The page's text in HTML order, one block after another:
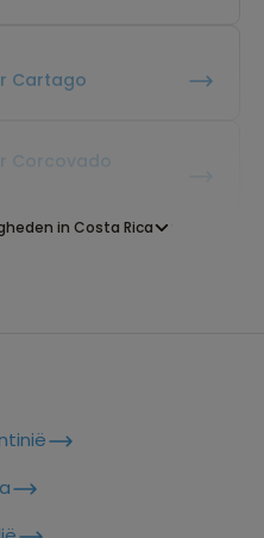
Cartago
Corcovado
in Costa Rica